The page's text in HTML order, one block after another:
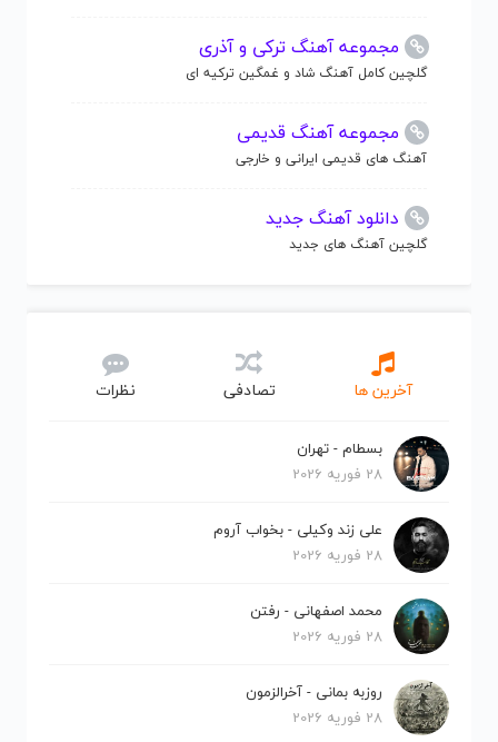
مجموعه آهنگ ترکی و آذری
گلچین کامل آهنگ شاد و غمگین ترکیه ای
مجموعه آهنگ قدیمی
آهنگ های قدیمی ایرانی و خارجی
دانلود آهنگ جدید
گلچین آهنگ های جدید
آخرین ها تصادفی نظرات
بسطام - تهران
28 فوریه 2026
علی زند وکیلی - بخواب آروم
28 فوریه 2026
محمد اصفهانی - رفتن
28 فوریه 2026
روزبه بمانی - آخرالزمون
28 فوریه 2026